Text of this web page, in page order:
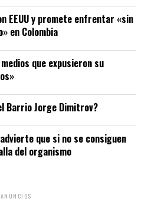
EEUU y promete enfrentar «sin
en Colombia
que expusieron su
Barrio Jorge Dimitrov?
que si no se consiguen
del organismo
ANUNCIOS